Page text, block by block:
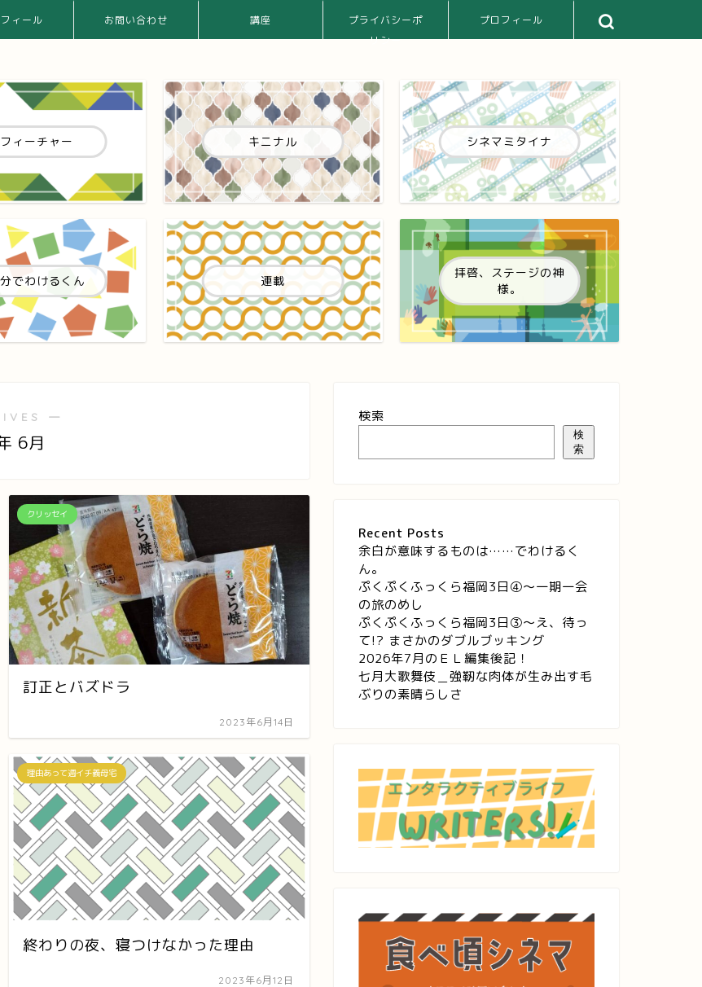
ィール お問い合わせ 講座
プライバシーポ
リシー
プロフィール
フィーチャー キニナル シネマミタイナ
でわけるくん 連載
拝啓、ステージの神
様。
―
6月
クリッセイ
訂正とバズドラ
2023年6月14日
理由あって週イチ義母宅
終わりの夜、寝つけなかった理由
2023年6月12日
検索
検
索
Recent Posts
余白が意味するものは……でわけるく
ん。
ぷくぷくふっくら福岡3日④～一期一会
の旅のめし
ぷくぷくふっくら福岡3日③～え、待っ
て!? まさかのダブルブッキング
2026年7月のＥＬ編集後記！
七月大歌舞伎＿強靭な肉体が生み出す毛
ぶりの素晴らしさ